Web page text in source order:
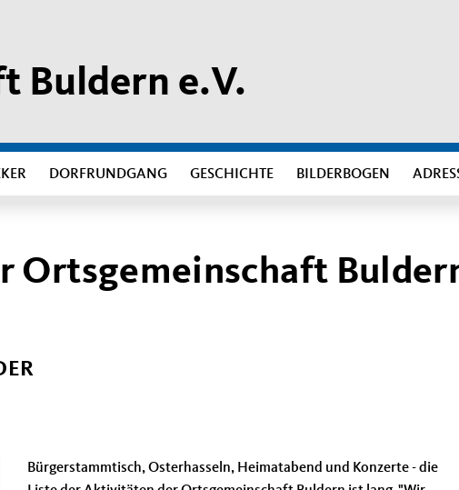
Buldern e.V.
DORFRUNDGANG GESCHICHTE BILDERBOGEN
Ortsgemeinschaft
Bürgerstammtisch, Osterhasseln, Heimatabend und Konzerte - die